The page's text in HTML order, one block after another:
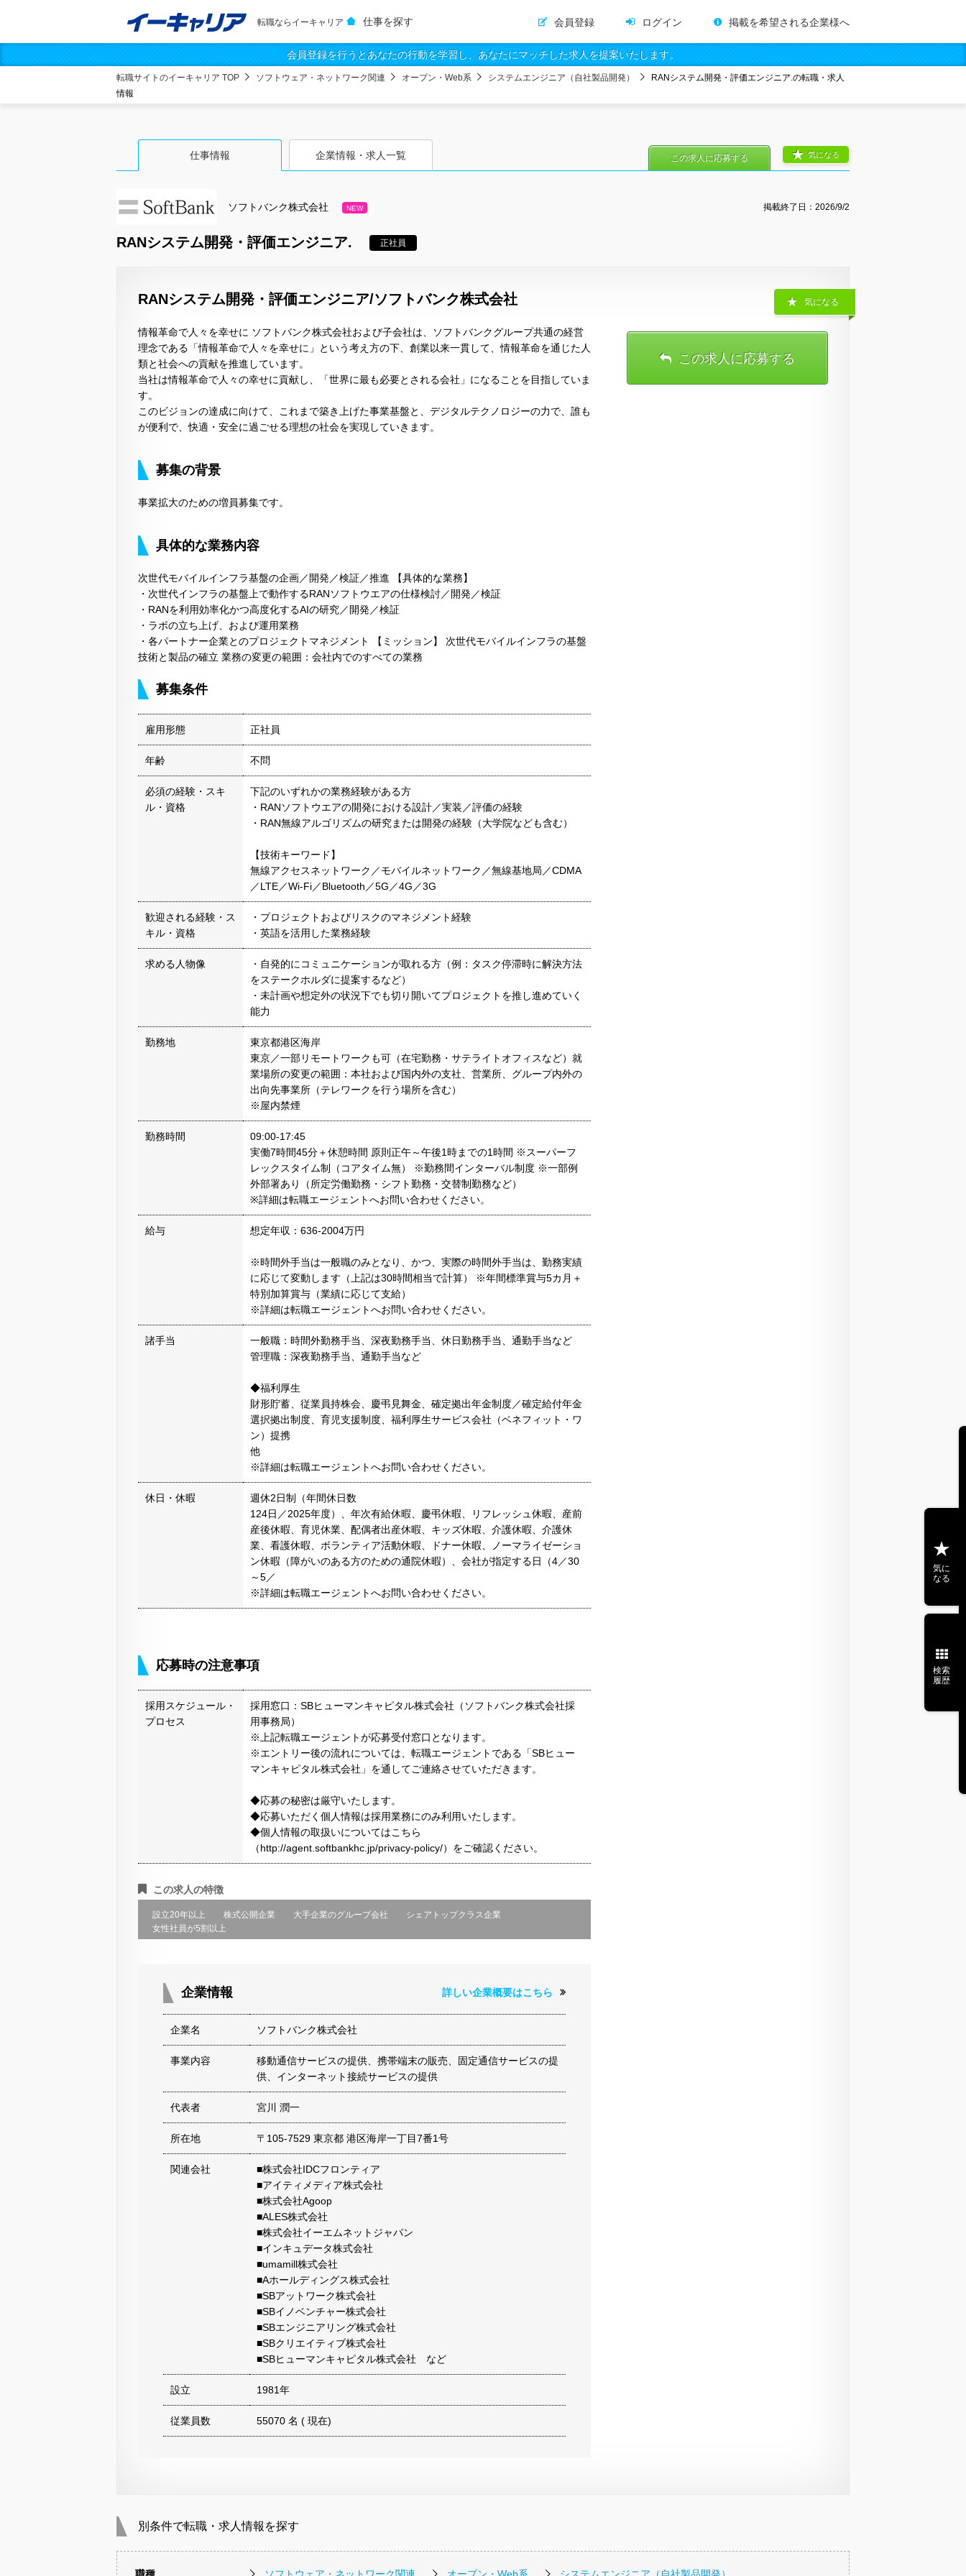
転職ならイーキャリア 仕事を探す 会員登録 ログイン 掲載を希望される企業様へ
会員登録を行うとあなたの行動を学習し、あなたにマッチした求人を提案いたします。
転職サイトのイーキャリア TOP ソフトウェア・ネットワーク関連 オープン・Web系 システムエンジニア（自社製品開発）
RANシステム開発・評価エンジニア.の転職・求人
情報
仕事情報 企業情報・求人一覧
ソフトバンク株式会社 NEW 掲載終了日： 2026/9/2
RANシステム開発・評価エンジニア. 正社員
気になる
この求人に応募する
RANシステム開発・評価エンジニア/ソフトバンク株式会社
情報革命で人々を幸せに ソフトバンク株式会社および子会社は、ソフトバンクグループ共通の経営
理念である「情報革命で人々を幸せに」という考え方の下、創業以来一貫して、情報革命を通じた人
類と社会への貢献を推進しています。
当社は情報革命で人々の幸せに貢献し、「世界に最も必要とされる会社」になることを目指していま
す。
このビジョンの達成に向けて、これまで築き上げた事業基盤と、デジタルテクノロジーの力で、誰も
が便利で、快適・安全に過ごせる理想の社会を実現していきます。
募集の背景
事業拡大のための増員募集です。
具体的な業務内容
次世代モバイルインフラ基盤の企画／開発／検証／推進 【具体的な業務】
・次世代インフラの基盤上で動作するRANソフトウエアの仕様検討／開発／検証
・RANを利用効率化かつ高度化するAIの研究／開発／検証
・ラボの立ち上げ、および運用業務
・各パートナー企業とのプロジェクトマネジメント 【ミッション】 次世代モバイルインフラの基盤
技術と製品の確立 業務の変更の範囲：会社内でのすべての業務
募集条件
雇用形態 正社員
年齢 不問
必須の経験・スキ
ル・資格
下記のいずれかの業務経験がある方
・RANソフトウエアの開発における設計／実装／評価の経験
・RAN無線アルゴリズムの研究または開発の経験（大学院なども含む）
【技術キーワード】
無線アクセスネットワーク／モバイルネットワーク／無線基地局／CDMA
／LTE／Wi-Fi／Bluetooth／5G／4G／3G
歓迎される経験・ス
キル・資格
・プロジェクトおよびリスクのマネジメント経験
・英語を活用した業務経験
求める人物像
・自発的にコミュニケーションが取れる方（例：タスク停滞時に解決方法
をステークホルダに提案するなど）
・未計画や想定外の状況下でも切り開いてプロジェクトを推し進めていく
能力
勤務地
東京都港区海岸
東京／一部リモートワークも可（在宅勤務・サテライトオフィスなど）就
業場所の変更の範囲：本社および国内外の支社、営業所、グループ内外の
出向先事業所（テレワークを行う場所を含む）
※屋内禁煙
勤務時間
09:00-17:45
実働7時間45分＋休憩時間 原則正午～午後1時までの1時間 ※スーパーフ
レックスタイム制（コアタイム無） ※勤務間インターバル制度 ※一部例
外部署あり（所定労働勤務・シフト勤務・交替制勤務など）
※詳細は転職エージェントへお問い合わせください。
給与 想定年収：636-2004万円
※時間外手当は一般職のみとなり、かつ、実際の時間外手当は、勤務実績
に応じて変動します（上記は30時間相当で計算） ※年間標準賞与5カ月＋
特別加算賞与（業績に応じて支給）
※詳細は転職エージェントへお問い合わせください。
諸手当
一般職：時間外勤務手当、深夜勤務手当、休日勤務手当、通勤手当など
管理職：深夜勤務手当、通勤手当など
◆福利厚生
財形貯蓄、従業員持株会、慶弔見舞金、確定拠出年金制度／確定給付年金
選択拠出制度、育児支援制度、福利厚生サービス会社（ベネフィット・ワ
ン）提携
他
※詳細は転職エージェントへお問い合わせください。
休日・休暇
週休2日制（年間休日数
124日／2025年度）、年次有給休暇、慶弔休暇、リフレッシュ休暇、産前
産後休暇、育児休業、配偶者出産休暇、キッズ休暇、介護休暇、介護休
業、看護休暇、ボランティア活動休暇、ドナー休暇、ノーマライゼーショ
ン休暇（障がいのある方のための通院休暇）、会社が指定する日（4／30
～5／
※詳細は転職エージェントへお問い合わせください。
応募時の注意事項
採用スケジュール・
プロセス
採用窓口：SBヒューマンキャピタル株式会社（ソフトバンク株式会社採
用事務局）
※上記転職エージェントが応募受付窓口となります。
※エントリー後の流れについては、転職エージェントである「SBヒュー
マンキャピタル株式会社」を通してご連絡させていただきます。
◆応募の秘密は厳守いたします。
◆応募いただく個人情報は採用業務にのみ利用いたします。
◆個人情報の取扱いについてはこちら
（http://agent.softbankhc.jp/privacy-policy/）をご確認ください。
この求人の特徴
設立20年以上 株式公開企業 大手企業のグループ会社
シェアトップクラス企業
女性社員が5割以上
企業情報 詳しい企業概要はこちら
企業名 ソフトバンク株式会社
事業内容
移動通信サービスの提供、携帯端末の販売、固定通信サービスの提
供、インターネット接続サービスの提供
代表者 宮川 潤一
所在地 〒105-7529 東京都 港区海岸一丁目7番1号
関連会社
■株式会社IDCフロンティア
■アイティメディア株式会社
■株式会社Agoop
■ALES株式会社
■株式会社イーエムネットジャパン
■インキュデータ株式会社
■umamill株式会社
■Aホールディングス株式会社
■SBアットワーク株式会社
■SBイノベンチャー株式会社
■SBエンジニアリング株式会社
■SBクリエイティブ株式会社
■SBヒューマンキャピタル株式会社 など
設立 1981年
従業員数 55070 名 ( 現在)
気になる
この求人に応募する
別条件で転職・求人情報を探す
職種 ソフトウェア・ネットワーク関連 オープン・Web系 システムエンジニア（自社製品開発）
気に
なる
検索
履歴